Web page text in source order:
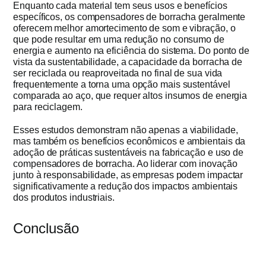
Enquanto cada material tem seus usos e benefícios
específicos, os compensadores de borracha geralmente
oferecem melhor amortecimento de som e vibração, o
que pode resultar em uma redução no consumo de
energia e aumento na eficiência do sistema. Do ponto de
vista da sustentabilidade, a capacidade da borracha de
ser reciclada ou reaproveitada no final de sua vida
frequentemente a torna uma opção mais sustentável
comparada ao aço, que requer altos insumos de energia
para reciclagem.
Esses estudos demonstram não apenas a viabilidade,
mas também os benefícios econômicos e ambientais da
adoção de práticas sustentáveis na fabricação e uso de
compensadores de borracha. Ao liderar com inovação
junto à responsabilidade, as empresas podem impactar
significativamente a redução dos impactos ambientais
dos produtos industriais.
Conclusão